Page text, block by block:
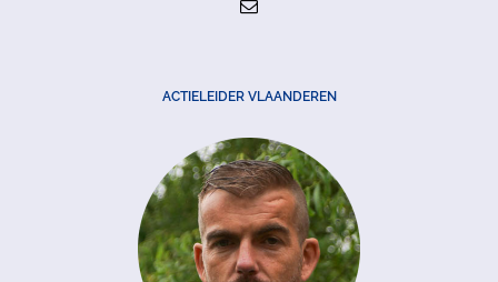
ACTIELEIDER VLAANDEREN